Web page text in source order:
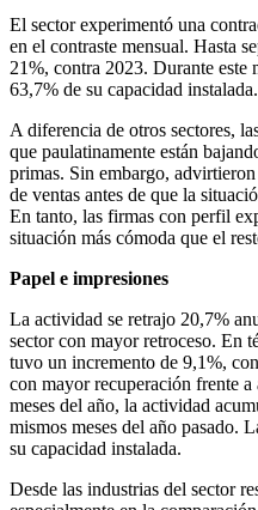
El sector experimentó una
en el contraste mensual. Hasta
21%, contra 2023. Durante este
63,7% de su capacidad instalada.
A diferencia de otros sectores,
que paulatinamente están
primas. Sin embargo,
de ventas antes de que la
En tanto, las firmas con perfil
situación más cómoda que el
Papel e impresiones
La actividad se retrajo 20,7%
sector con mayor retroceso. En
tuvo un incremento de 9,1%,
con mayor recuperación frente
meses del año, la actividad
mismos meses del año pasado.
su capacidad instalada.
Desde las industrias del sector